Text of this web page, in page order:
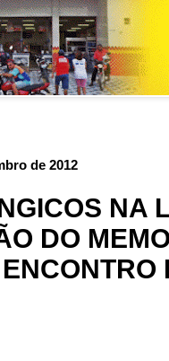
de 2012
NA
DO